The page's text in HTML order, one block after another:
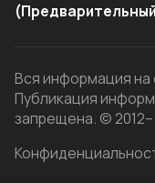
Вся информация на
Публикация
запрещена. ©